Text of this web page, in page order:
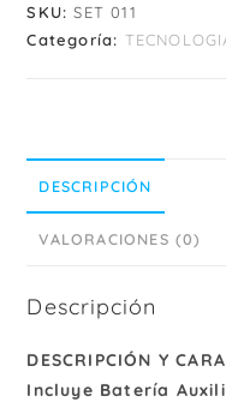
SKU:SET 011
Categoría:
DESCRIPCIÓN
VALORACIONES (0)
Descripción
DESCRIPCIÓN Y
Incluye Batería